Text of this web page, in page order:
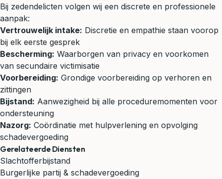
Bij zedendelicten volgen wij een discrete en professionele
aanpak:
Vertrouwelijk intake: Discretie en empathie staan voorop
bij elk eerste gesprek
Bescherming: Waarborgen van privacy en voorkomen
van secundaire victimisatie
Voorbereiding: Grondige voorbereiding op verhoren en
zittingen
Bijstand: Aanwezigheid bij alle proceduremomenten voor
ondersteuning
Nazorg: Coördinatie met hulpverlening en opvolging
schadevergoeding
Gerelateerde Diensten
Slachtofferbijstand
Burgerlijke partij & schadevergoeding